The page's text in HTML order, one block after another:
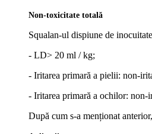
Non-toxicitate totală
Squalan-ul dispiune de
- LD> 20 ml / kg;
- Iritarea primară a pielii: non-
- Iritarea primară a ochilor: non-
După cum s-a menționat